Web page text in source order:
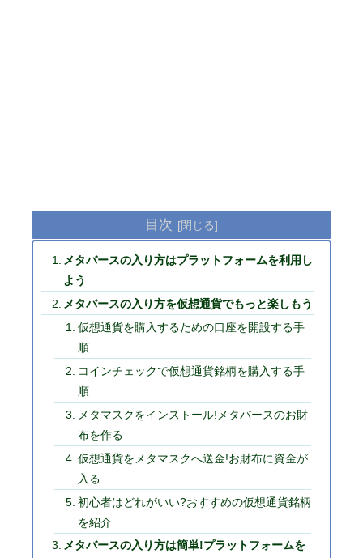
目次
メタバースの入り方はプラットフォームを利用し
よう
メタバースの入り方を仮想通貨でもっと楽しもう
仮想通貨を購入するための口座を開設する手
順
コインチェックで仮想通貨銘柄を購入する手
順
メタマスクをインストール!メタバースのお財
布を作る
仮想通貨をメタマスクへ送金!お財布に資金が
入る
初心者はどれがいい?おすすめの仮想通貨銘柄
を紹介
メタバースの入り方は簡単!プラットフォームを